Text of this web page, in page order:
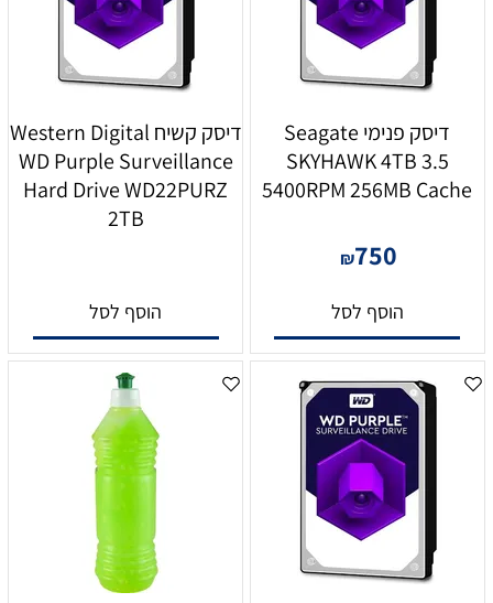
דיסק פנימי Seagate
SKYHAWK 4TB 3.5
5400RPM 256MB Cache
₪750
הוסף לסל
דיסק קשיח Western Digital
WD Purple Surveillance
Hard Drive WD22PURZ
2TB
הוסף לסל